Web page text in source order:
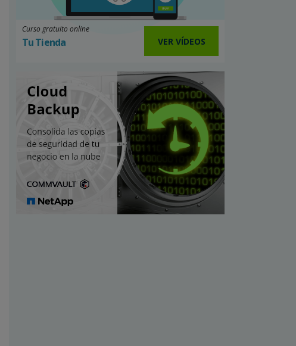
Curso gratuito online
Tu Tienda VER VÍDEOS